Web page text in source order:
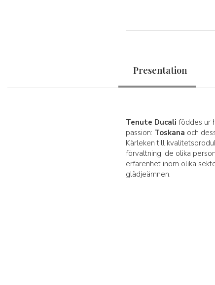
Presentation
Tenute Ducali föddes ur
passion: Toskana och
Kärleken till
förvaltning, de olika
erfarenhet inom olika
glädjeämnen.